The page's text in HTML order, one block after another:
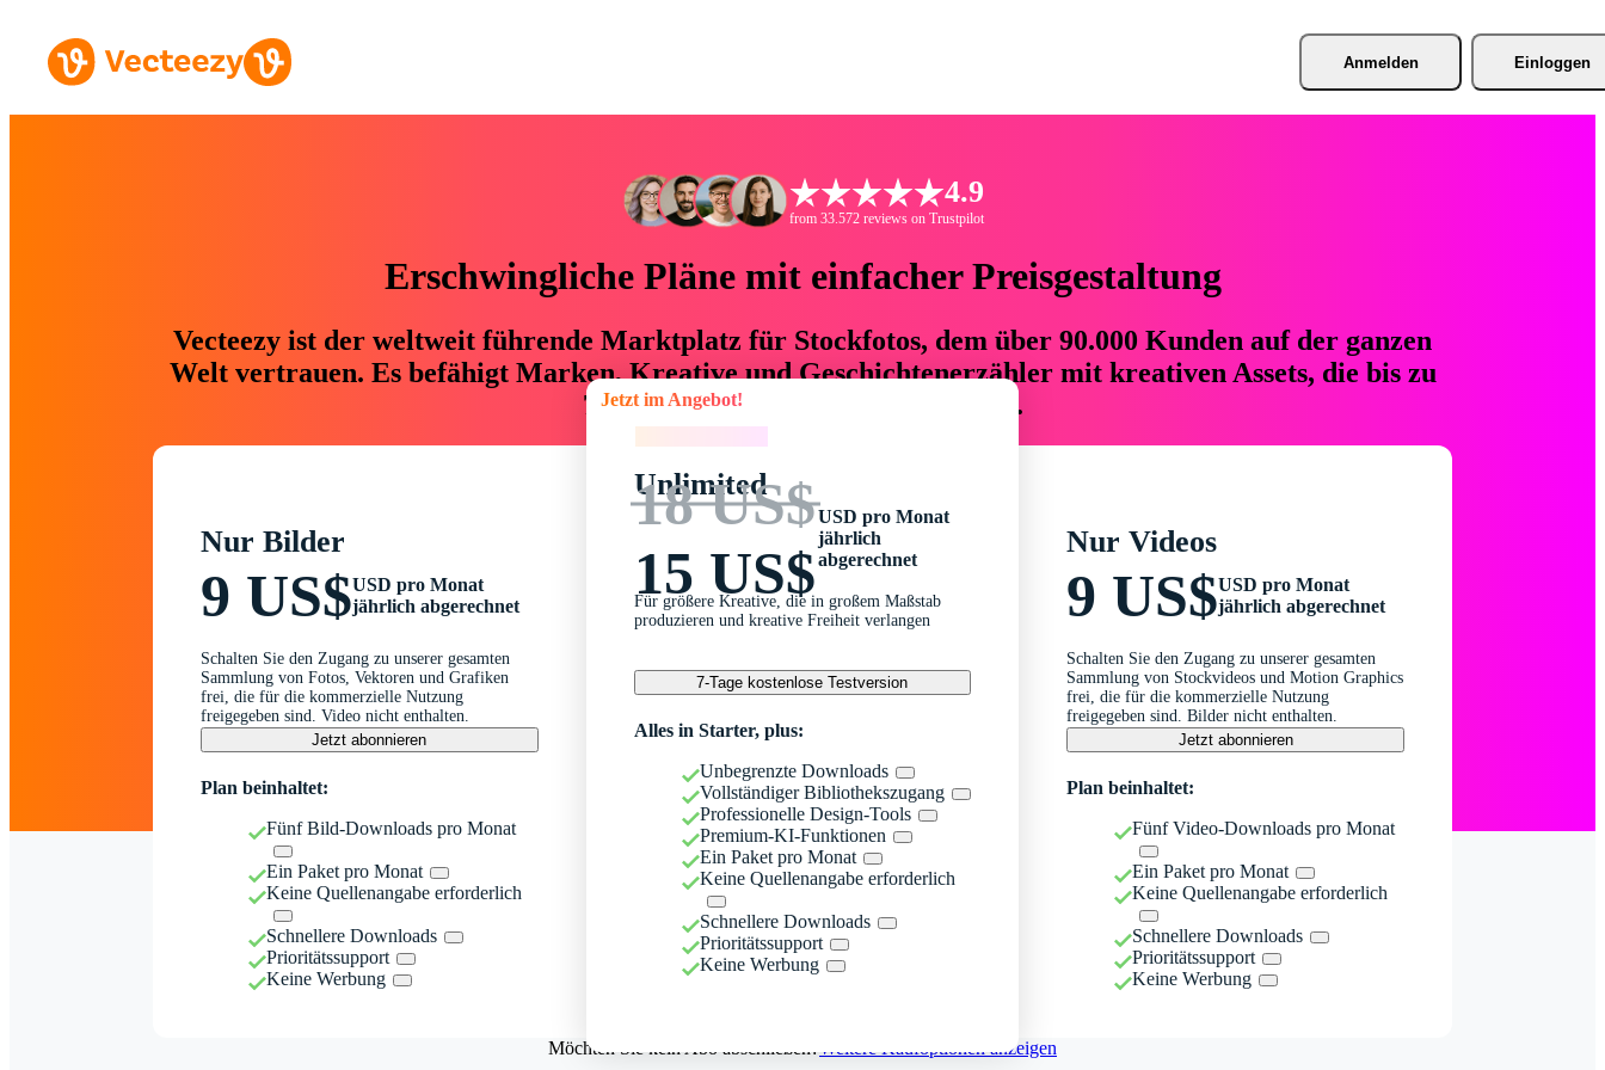
Anmelden Einloggen
4.9
from 33.572 reviews on Trustpilot
Erschwingliche Pläne mit einfacher Preisgestaltung
Vecteezy ist der weltweit führende Marktplatz für Stockfotos, dem über 90.000 Kunden auf der ganzen
Welt vertrauen. Es befähigt Marken, Kreative und Geschichtenerzähler mit kreativen Assets, die bis zu
76 % an Zeit und Budget einsparen.
Nur Bilder
9 US$USD pro Monat
jährlich abgerechnet
Schalten Sie den Zugang zu unserer gesamten
Sammlung von Fotos, Vektoren und Grafiken
frei, die für die kommerzielle Nutzung
freigegeben sind. Video nicht enthalten.
Jetzt abonnieren
Plan beinhaltet:
Fünf Bild-Downloads pro Monat
Ein Paket pro Monat
Keine Quellenangabe erforderlich
Schnellere Downloads
Prioritätssupport
Keine Werbung
Jetzt im Angebot!
Unlimited
18 US$
15 US$
USD pro Monat
jährlich
abgerechnet
Für größere Kreative, die in großem Maßstab
produzieren und kreative Freiheit verlangen
7-Tage kostenlose Testversion
Alles in Starter, plus:
Unbegrenzte Downloads
Vollständiger Bibliothekszugang
Professionelle Design-Tools
Premium-KI-Funktionen
Ein Paket pro Monat
Keine Quellenangabe erforderlich
Schnellere Downloads
Prioritätssupport
Keine Werbung
Nur Videos
9 US$USD pro Monat
jährlich abgerechnet
Schalten Sie den Zugang zu unserer gesamten
Sammlung von Stockvideos und Motion Graphics
frei, die für die kommerzielle Nutzung
freigegeben sind. Bilder nicht enthalten.
Jetzt abonnieren
Plan beinhaltet:
Fünf Video-Downloads pro Monat
Ein Paket pro Monat
Keine Quellenangabe erforderlich
Schnellere Downloads
Prioritätssupport
Keine Werbung
Möchten Sie kein Abo abschließen?Weitere Kaufoptionen anzeigen